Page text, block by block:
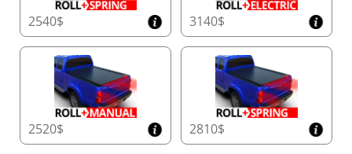
2540$ 3140$
2520$ 2810$